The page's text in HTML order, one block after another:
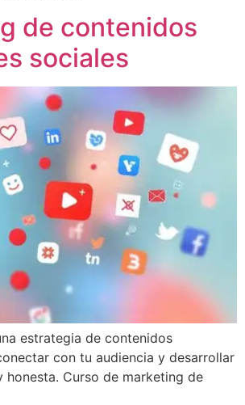
de contenidos
sociales
estrategia de contenidos
con tu audiencia y desarrollar
honesta. Curso de marketing de